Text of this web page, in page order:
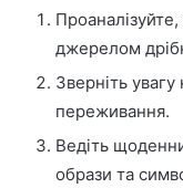
джерелом
Зверніть увагу
переживання.
Ведіть
образи та